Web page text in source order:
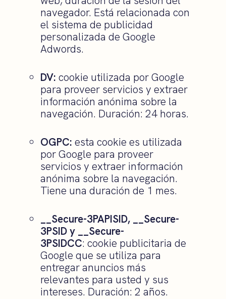
navegador. Está relacionada con
el sistema de publicidad
personalizada de Google
Adwords.
DV: cookie utilizada por Google
para proveer servicios y extraer
información anónima sobre la
navegación. Duración: 24 horas.
OGPC: esta cookie es utilizada
por Google para proveer
servicios y extraer información
anónima sobre la navegación.
Tiene una duración de 1 mes.
__Secure-3PAPISID, __Secure-
3PSID y __Secure-
3PSIDCC: cookie publicitaria de
Google que se utiliza para
entregar anuncios más
relevantes para usted y sus
intereses. Duración: 2 años.